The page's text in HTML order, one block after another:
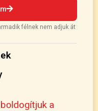
félnek nem adjuk át
a